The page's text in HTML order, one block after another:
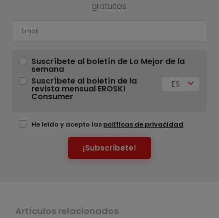
gratuitos.
Suscríbete al boletín de Lo Mejor de la
semana
Suscríbete al boletín de la
revista mensual EROSKI
Consumer
ES
He leído y acepto las políticas de privacidad
¡Subscríbete!
Artículos relacionados